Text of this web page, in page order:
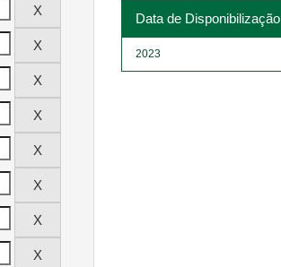
Data de Disponibilização
2023